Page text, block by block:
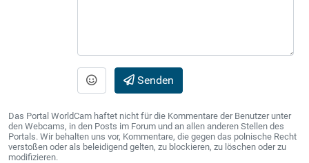
Senden
Das Portal WorldCam haftet nicht für die Kommentare der Benutzer unter
den Webcams, in den Posts im Forum und an allen anderen Stellen des
Portals. Wir behalten uns vor, Kommentare, die gegen das polnische Recht
verstoßen oder als beleidigend gelten, zu blockieren, zu löschen oder zu
modifizieren.